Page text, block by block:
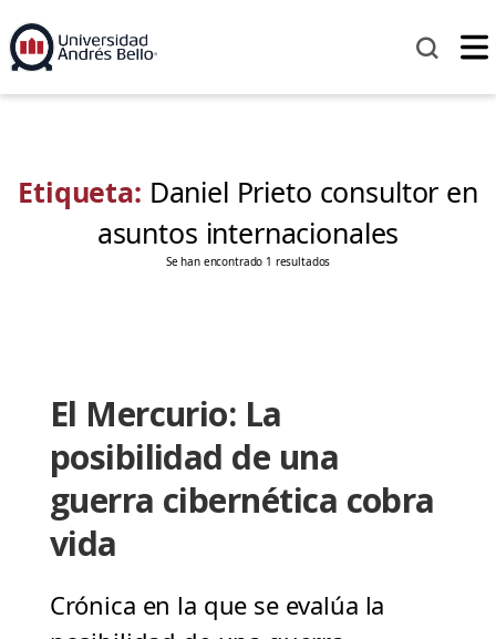
Etiqueta: Daniel Prieto consultor en
asuntos internacionales
Se han encontrado 1 resultados
El Mercurio: La
posibilidad de una
guerra cibernética cobra
vida
Crónica en la que se evalúa la